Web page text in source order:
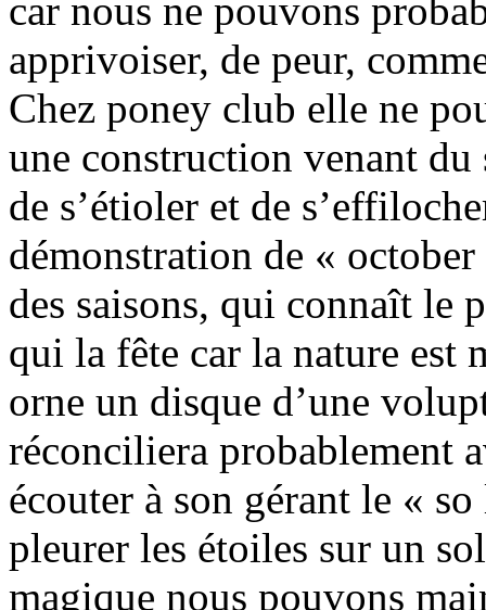
car nous ne pouvons
apprivoiser, de peur,
Chez poney club elle ne
une construction venant du
de s’étioler et de
démonstration de «
des saisons, qui connaît le
qui la fête car la nature est
orne un disque d’une
réconciliera probablement
écouter à son gérant le «
pleurer les étoiles sur un
magique nous pouvons